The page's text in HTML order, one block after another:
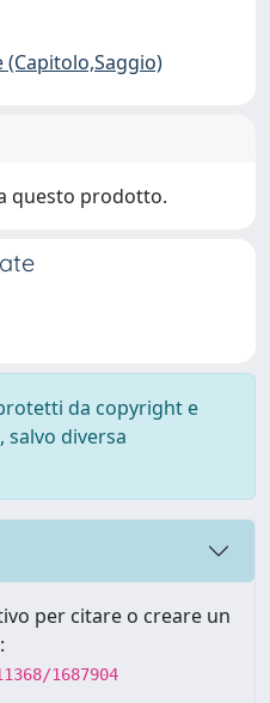
questo prodotto.
da copyright e
diversa
per citare o creare un
1687904